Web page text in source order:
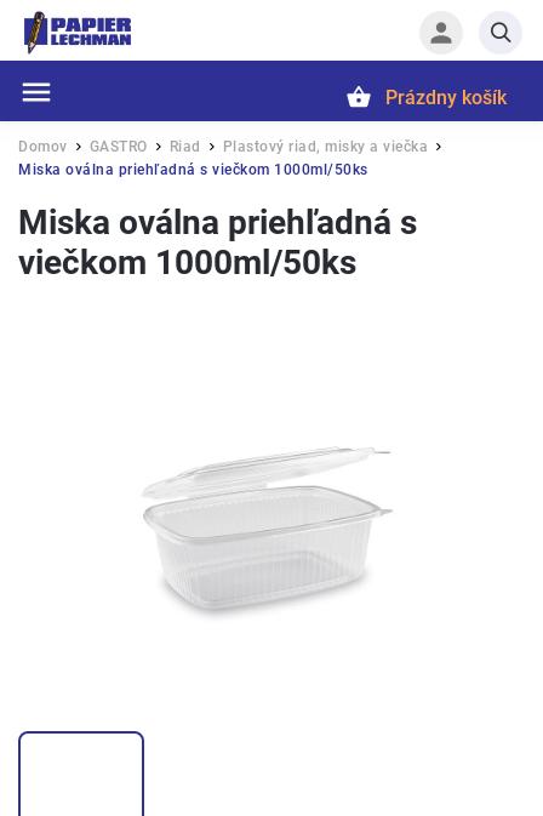
Prázdny košík
Domov / GASTRO / Riad / Plastový riad, misky a viečka /
Miska oválna priehľadná s viečkom 1000ml/50ks
Miska oválna priehľadná s
viečkom 1000ml/50ks